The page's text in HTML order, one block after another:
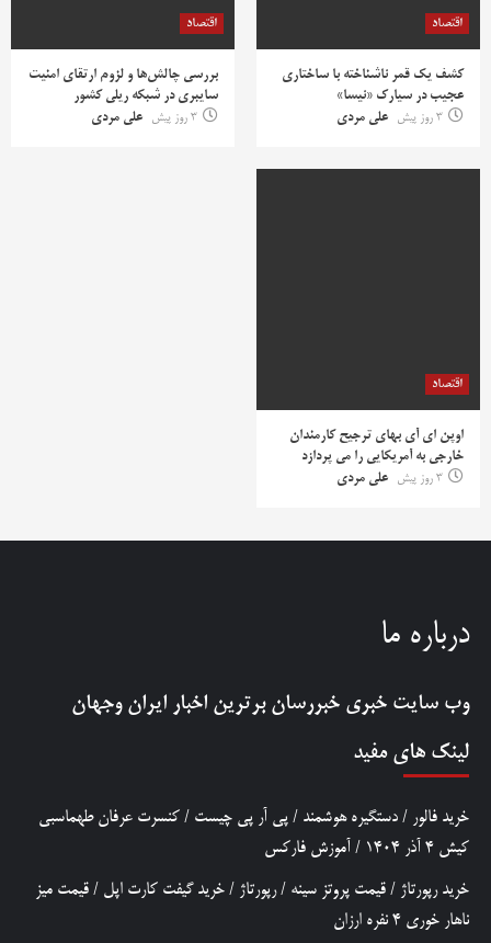
اقتصاد
کشف یک قمر ناشناخته با ساختاری
عجیب در سیارک «نیسا»
3 روز پیش
علی مردی
اقتصاد
بررسی چالش‌ها و لزوم ارتقای امنیت
سایبری در شبکه ریلی کشور
3 روز پیش
علی مردی
اقتصاد
اوپن ای آی بهای ترجیح کارمندان
خارجی به آمریکایی را می پردازد
3 روز پیش
علی مردی
درباره ما
وب سایت خبری خبررسان برترین اخبار ایران وجهان
لینک های مفید
خرید فالور / دستگیره هوشمند / پی آر پی چیست / کنسرت عرفان طهماسبی
کیش 4 آذر 1404
/ آموزش فارکس
خرید رپورتاژ / قیمت پروتز سینه /رپورتاژ / خرید گیفت کارت اپل / قیمت میز
ناهار خوری 4 نفره ارزان